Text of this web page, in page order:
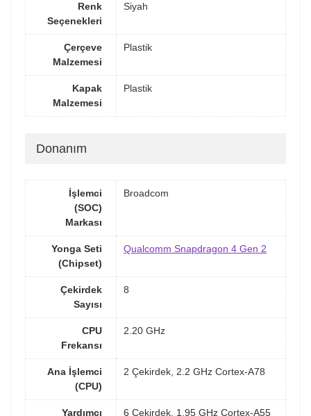
Renk
Seçenekleri
Siyah
Çerçeve
Malzemesi
Plastik
Kapak
Malzemesi
Plastik
Donanım
İşlemci
(SOC)
Markası
Broadcom
Yonga Seti
(Chipset)
Qualcomm Snapdragon 4 Gen 2
Çekirdek
Sayısı
8
CPU
Frekansı
2.20 GHz
Ana İşlemci
(CPU)
2 Çekirdek, 2.2 GHz Cortex-A78
Yardımcı 6 Çekirdek, 1.95 GHz Cortex-A55